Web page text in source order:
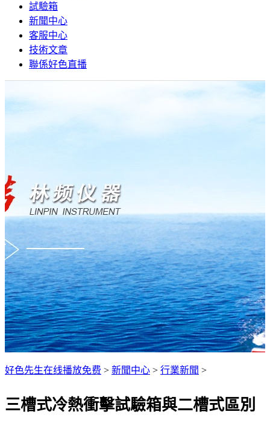
試驗箱
新聞中心
客服中心
技術文章
聯係好色直播
好色先生在线播放免费 > 新聞中心 > 行業新聞 >
三槽式冷熱衝擊試驗箱與二槽式區別